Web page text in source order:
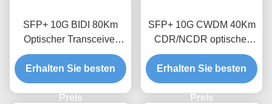
SFP+ 10G BIDI 80Km
Optischer Transceiver
Modul
Erhalten Sie besten
Preis
SFP+ 10G CWDM 40Km
CDR/NCDR optischer
Transceivermodul
Erhalten Sie besten
Preis